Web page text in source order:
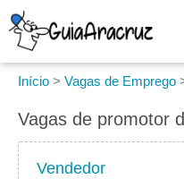
Início > Vagas de Emprego
Vagas de promotor
Vendedor